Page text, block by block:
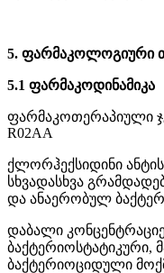
5. ფარმაკოლოგიური
5.1 ფარმაკოდინამიკა
ფარმაკოთერაპიული
R02AA
ქლორჰექსიდინი
სხვადასხვა
და ანაერობულ
დაბალი
ბაქტერიოსტატიკური,
ბაქტერიოციდული